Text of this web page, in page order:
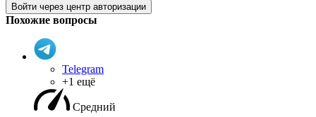
Войти через центр авторизации
Похожие вопросы
Telegram
+1 ещё
Средний